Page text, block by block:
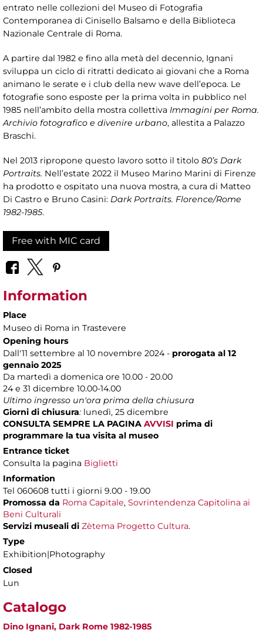
entrato nelle collezioni del Museo di Fotografia
Contemporanea di Cinisello Balsamo e della Biblioteca
Nazionale Centrale di Roma.
A partire dal 1982 e fino alla metà del decennio, Ignani
sviluppa un ciclo di ritratti dedicato ai giovani che a Roma
animano le serate e i club della new wave dell’epoca. Le
fotografie sono esposte per la prima volta in pubblico nel
1985 nell’ambito della mostra collettiva Immagini per Roma.
Archivio fotografico e divenire urbano, allestita a Palazzo
Braschi.
Nel 2013 ripropone questo lavoro sotto il titolo 80’s Dark
Portraits. Nell’estate 2022 il Museo Marino Marini di Firenze
ha prodotto e ospitato una nuova mostra, a cura di Matteo
Di Castro e Bruno Casini: Dark Portraits. Florence/Rome
1982-1985.
Free with MIC card
Information
Place
Museo di Roma in Trastevere
Opening hours
Dall'11 settembre al 10 novembre 2024 - prorogata al 12
gennaio 2025
Da martedì a domenica ore 10.00 - 20.00
24 e 31 dicembre 10.00-14.00
Ultimo ingresso un'ora prima della chiusura
Giorni di chiusura: lunedì, 25 dicembre
CONSULTA SEMPRE LA PAGINA AVVISI prima di
programmare la tua visita al museo
Entrance ticket
Consulta la pagina Biglietti
Information
Tel 060608 tutti i giorni 9.00 - 19.00
Promossa da Roma Capitale, Sovrintendenza Capitolina ai
Beni Culturali
Servizi museali di Zètema Progetto Cultura.
Type
Exhibition|Photography
Closed
Lun
Catalogo
Dino Ignani, Dark Rome 1982-1985